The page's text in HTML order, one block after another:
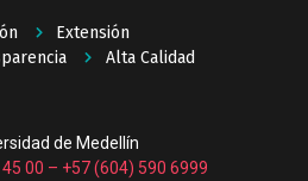
Extensión
Alta Calidad
de Medellín
00 – +57 (604) 590 6999